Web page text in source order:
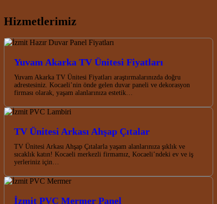
Hizmetlerimiz
Yuvam Akarka TV Ünitesi Fiyatları
Yuvam Akarka TV Ünitesi Fiyatları araştırmalarınızda doğru
adrestesiniz. Kocaeli’nin önde gelen duvar paneli ve dekorasyon
firması olarak, yaşam alanlarınıza estetik…
TV Ünitesi Arkası Ahşap Çıtalar
TV Ünitesi Arkası Ahşap Çıtalarla yaşam alanlarınıza şıklık ve
sıcaklık katın! Kocaeli merkezli firmamız, Kocaeli’ndeki ev ve iş
yerleriniz için…
İzmit PVC Mermer Panel